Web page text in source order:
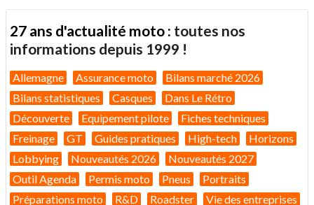
27 ans d'actualité moto : toutes nos
informations depuis 1999 !
Allemagne Assurance moto
Bilans marché 2026
Bilans statistiques
Casques
Dans Le Rétro
Découverte
Equipement pilote
Fiches techniques
Freinage
GT Guides pratiques High-tech
Horizons
Lobbying
Nouveautés 2026
Nouveautés 2027
Outil Agenda
Permis moto Pneus
Portraits
Préparations moto
R&D Roadster Vie des entreprises